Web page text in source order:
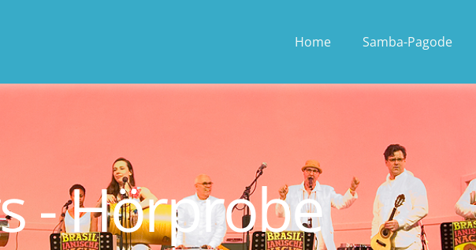
Home Samba-Pagode
- Hörprobe